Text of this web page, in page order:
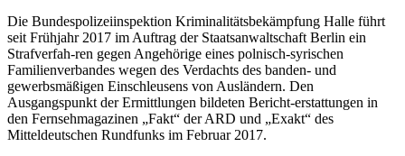
Die Bundespolizeiinspektion Kriminalitätsbekämpfung Halle führt
seit Frühjahr 2017 im Auftrag der Staatsanwaltschaft Berlin ein
Strafverfah-ren gegen Angehörige eines polnisch-syrischen
Familienverbandes wegen des Verdachts des banden- und
gewerbsmäßigen Einschleusens von Ausländern. Den
Ausgangspunkt der Ermittlungen bildeten Bericht-erstattungen in
den Fernsehmagazinen „Fakt“ der ARD und „Exakt“ des
Mitteldeutschen Rundfunks im Februar 2017.